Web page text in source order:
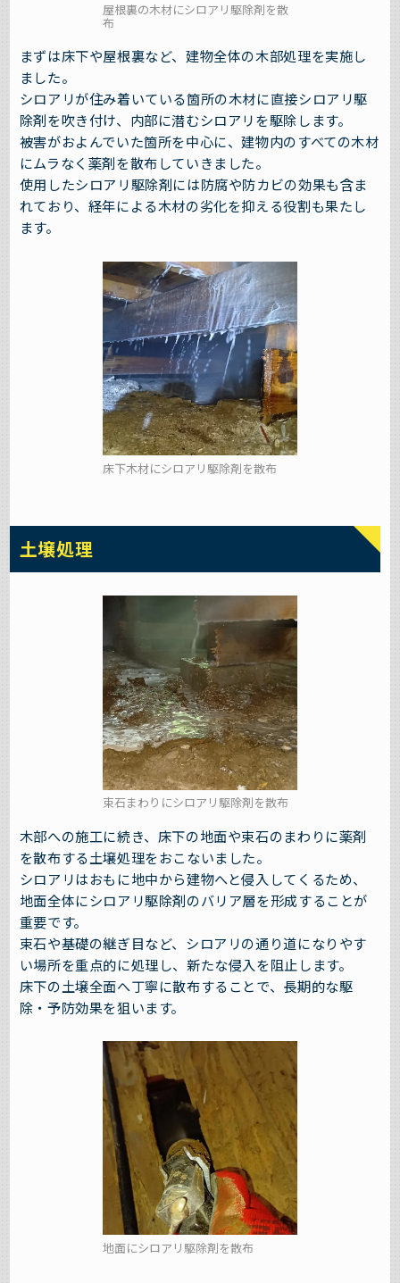
屋根裏の木材にシロアリ駆除剤を散
布
まずは床下や屋根裏など、建物全体の木部処理を実施し
ました。
シロアリが住み着いている箇所の木材に直接シロアリ駆
除剤を吹き付け、内部に潜むシロアリを駆除します。
被害がおよんでいた箇所を中心に、建物内のすべての木材
にムラなく薬剤を散布していきました。
使用したシロアリ駆除剤には防腐や防カビの効果も含ま
れており、経年による木材の劣化を抑える役割も果たし
ます。
床下木材にシロアリ駆除剤を散布
土壌処理
束石まわりにシロアリ駆除剤を散布
木部への施工に続き、床下の地面や束石のまわりに薬剤
を散布する土壌処理をおこないました。
シロアリはおもに地中から建物へと侵入してくるため、
地面全体にシロアリ駆除剤のバリア層を形成することが
重要です。
束石や基礎の継ぎ目など、シロアリの通り道になりやす
い場所を重点的に処理し、新たな侵入を阻止します。
床下の土壌全面へ丁寧に散布することで、長期的な駆
除・予防効果を狙います。
地面にシロアリ駆除剤を散布